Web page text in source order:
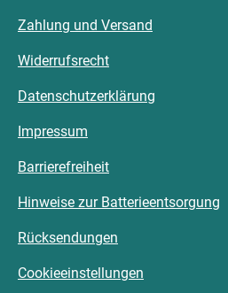
Zahlung und Versand
Widerrufsrecht
Datenschutzerklärung
Impressum
Barrierefreiheit
Hinweise zur Batterieentsorgung
Rücksendungen
Cookieeinstellungen